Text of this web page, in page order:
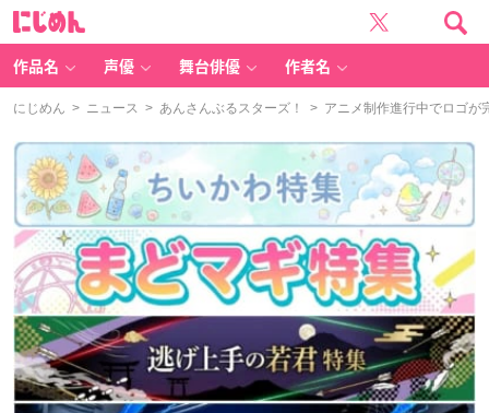
作品名 声優 舞台俳優 作者名
にじめん > ニュース > あんさんぶるスターズ！ > アニメ制作進行中でロゴが